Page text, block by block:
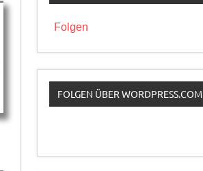
Folgen
FOLGEN ÜBER WORDPRESS.COM